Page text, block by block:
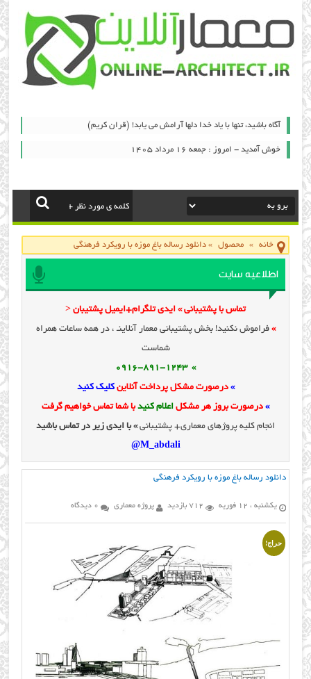
آگاه باشيد، تنها با ياد خدا دلها آرامش می ‏يابد! (قران کریم)
خوش آمدید - امروز : جمعه ۱۶ مرداد ۱۴۰۵
خانه » محصول »دانلود رساله باغ موزه با رویکرد فرهنگی
اطلاعیه سایت
تماس با پشتیبانی » ایدی تلگرام+ایمیل پشتیبان <
» فراموش نکنید! بخش پشتیبانی معمار آنلاینـ ، در همه ساعات همراه
شماست
» 0916-891-1243
» درصورت مشکل پرداخت آنلاینکلیک کنید
» درصورت بروز هر مشکل اعلام کنیدبا شما تماس خواهیم گرفت
انجام کلیه پروژهای معماری+ پشتیبانی» با ایدی زیر در تماس باشید
M_abdali@
دانلود رساله باغ موزه با رویکرد فرهنگی
یکشنبه ، 12 فوریه 712 بازدید پروژه معماری 0 دیدگاه
حراج!